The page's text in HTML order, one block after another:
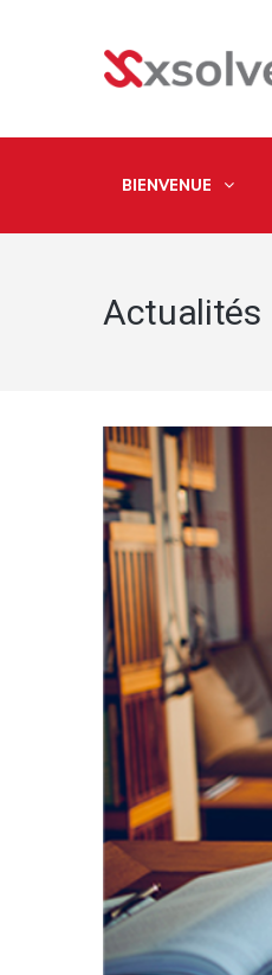
BIENVENUE
Actualités